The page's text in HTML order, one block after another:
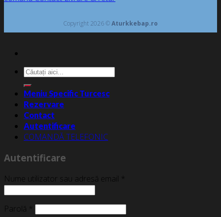
Copyright 2026 ©Aturkkebap.ro
Caută
după:
Meniu Specific Turcesc
Rezervare
Contact
Autentificare
COMANDĂ TELEFONIC
Autentificare
Nume utilizator sau adresă email *
Parolă *